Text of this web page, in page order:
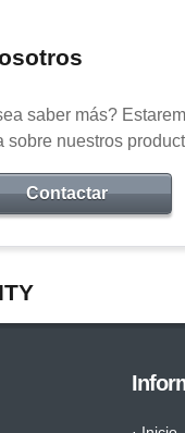
saber más?
sobre nuestros
Contactar